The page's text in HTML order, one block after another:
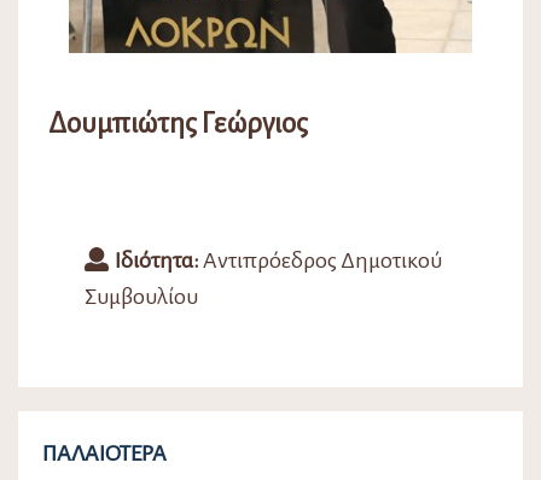
Δουμπιώτης Γεώργιος
Ιδιότητα: Αντιπρόεδρος Δημοτικού
Συμβουλίου
ΠΑΛΑΙΌΤΕΡΑ